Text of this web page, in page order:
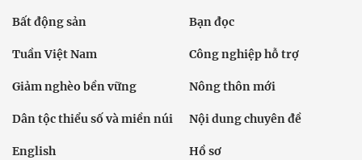
Bất động sản Bạn đọc
Tuần Việt Nam Công nghiệp hỗ trợ
Giảm nghèo bền vững Nông thôn mới
Dân tộc thiểu số và miền núi Nội dung chuyên đề
English Hồ sơ